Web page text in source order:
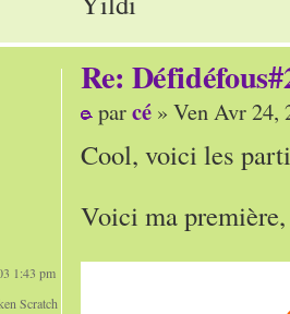
Re:
parcé » Ven Avr 24,
Cool, voici les
Voici ma
1:43 pm
Scratch